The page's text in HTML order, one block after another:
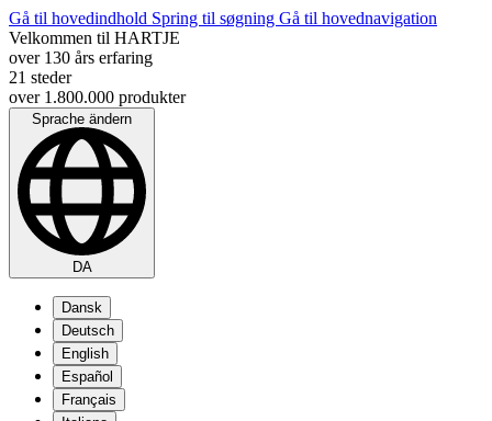
Gå til hovedindhold Spring til søgning Gå til hovednavigation
Velkommen til HARTJE
over 130 års erfaring
21 steder
over 1.800.000 produkter
Sprache ändern
DA
Dansk
Deutsch
English
Español
Français